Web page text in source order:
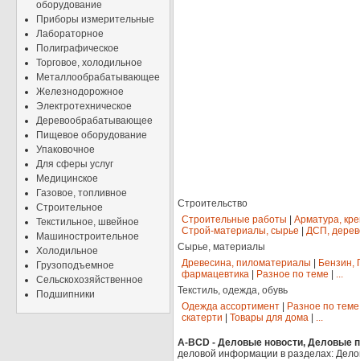
оборудование
Приборы измерительные
Лабораторное
Полиграфическое
Торговое, холодильное
Металлообрабатывающее
Железнодорожное
Электротехническое
Деревообрабатывающее
Пищевое оборудование
Упаковочное
Для сферы услуг
Медицинское
Газовое, топливное
Строительное
Текстильное, швейное
Машиностроительное
Холодильное
Грузоподъемное
Сельскохозяйственное
Подшипники
Строительство
Строительные работы
Арматура,
Строй-материалы, сырье
ДСП,
Сырье, материалы
Древесина, пиломатериалы
Бензин,
фармацевтика
Разное по теме
...
Текстиль, одежда, обувь
Одежда ассортимент
Разное по теме
скатерти
Товары для дома ...
A-BCD - Деловые новости, Деловые
деловой информации в разделах: